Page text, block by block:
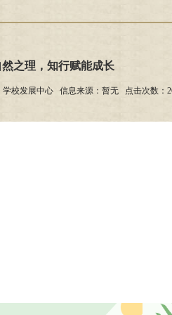
之理，知行赋能成长
学校发展中心 信息来源：暂无 点击次数：